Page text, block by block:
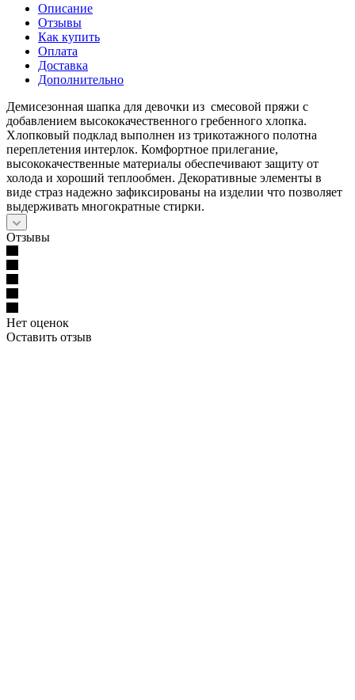
Описание
Отзывы
Как купить
Оплата
Доставка
Дополнительно
Демисезонная шапка для девочки из смесовой пряжи с
добавлением высококачественного гребенного хлопка.
Хлопковый подклад выполнен из трикотажного полотна
переплетения интерлок. Комфортное прилегание,
высококачественные материалы обеспечивают защиту от
холода и хороший теплообмен. Декоративные элементы в
виде страз надежно зафиксированы на изделии что позволяет
выдерживать многократные стирки.
Отзывы
Нет оценок
Оставить отзыв